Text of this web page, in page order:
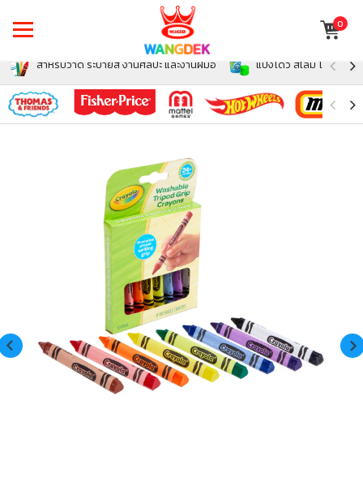
0
สำหรับวาด ระบายสี งานศิลปะ และงานฝีมือ แป้งโดว์ สไลม์ โฟม สำห